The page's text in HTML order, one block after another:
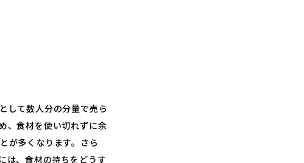
して数人分の分量で売ら
、食材を使い切れずに余
が多くなります。さら
は、食材の持ちをどうす